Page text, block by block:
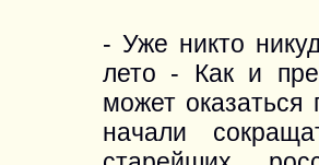
- Уже никто
лето - Как и
может
начали